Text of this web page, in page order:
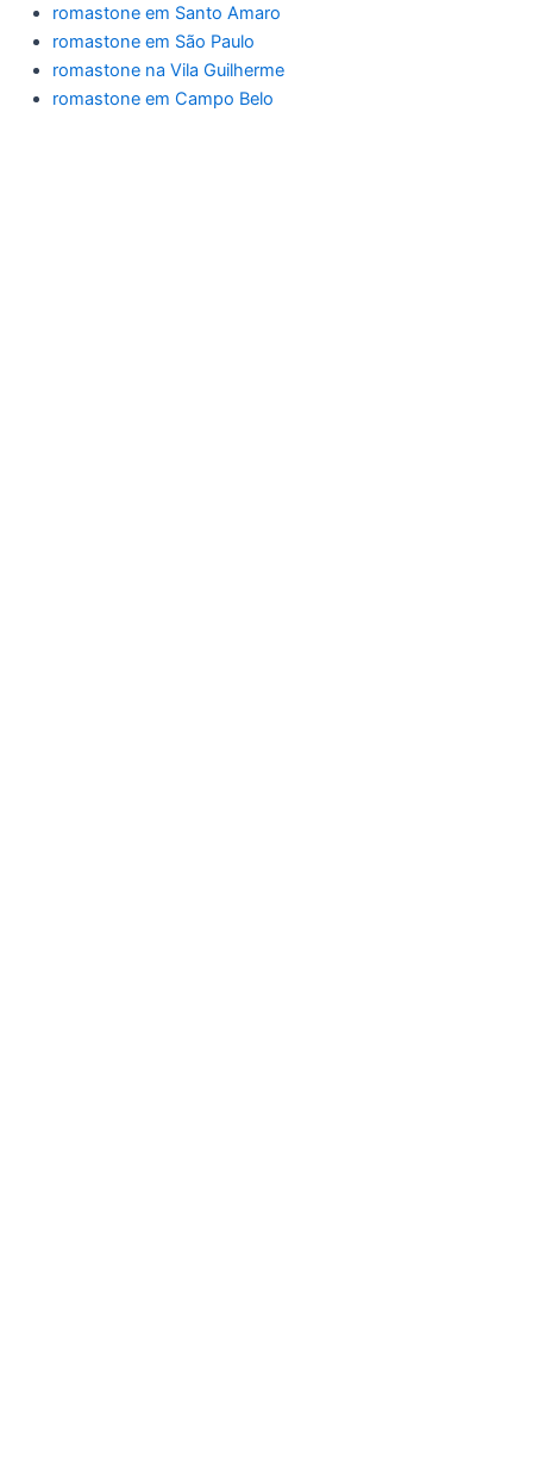
romastone em Santo Amaro
romastone em São Paulo
romastone na Vila Guilherme
romastone em Campo Belo